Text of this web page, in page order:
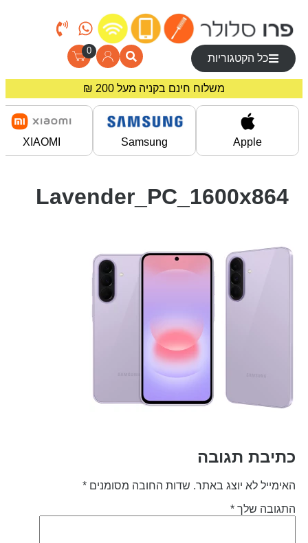
כל הקטגוריות
0
משלוח חינם בקניה מעל 200 ₪
מחירים מיוחדים לרוכשים באתר!
Apple
Samsung
XIAOMI
Lavender_PC_1600x864
תגובה
לא יוצג באתר. שדות החובה מסומנים*
שלך*